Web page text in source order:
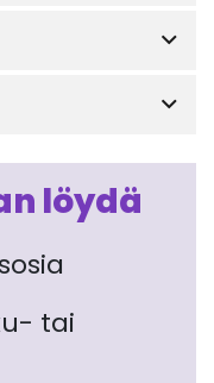
löydä
tai